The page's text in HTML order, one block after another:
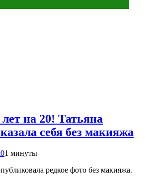
на 20! Татьяна
себя без макияжа
01 минуты
редкое фото без макияжа.